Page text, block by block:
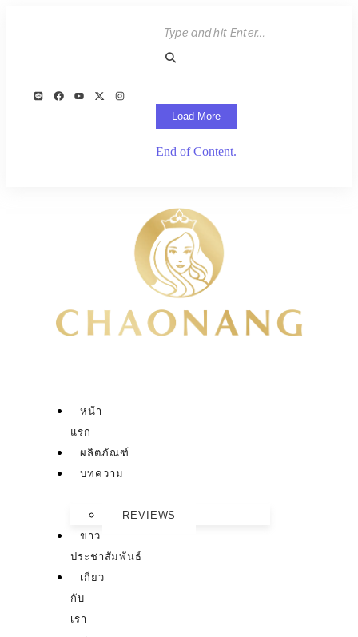
Load More
End of Content.
หน้า
แรก
ผลิตภัณฑ์
บทความ
REVIEWS
ข่าว
ประชาสัมพันธ์
เกี่ยว
กับ
เรา